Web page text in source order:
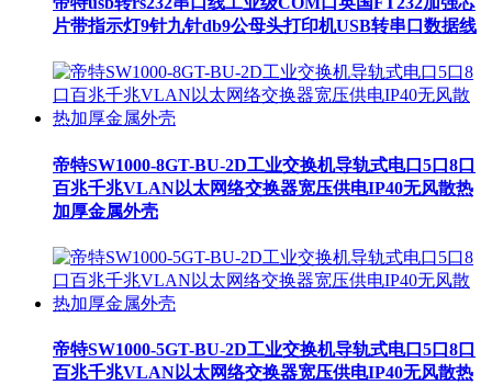
片带指示灯9针九针db9公母头打印机USB转串口数据线
帝特SW1000-8GT-BU-2D工业交换机导轨式电口5口8口
百兆千兆VLAN以太网络交换器宽压供电IP40无风散热
加厚金属外壳
帝特SW1000-5GT-BU-2D工业交换机导轨式电口5口8口
百兆千兆VLAN以太网络交换器宽压供电IP40无风散热